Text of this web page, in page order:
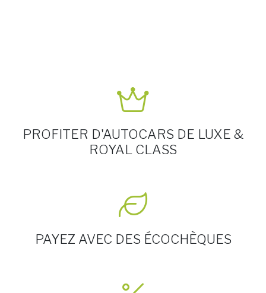
PROFITER D'AUTOCARS DE LUXE &
ROYAL CLASS
PAYEZ AVEC DES ÉCOCHÈQUES